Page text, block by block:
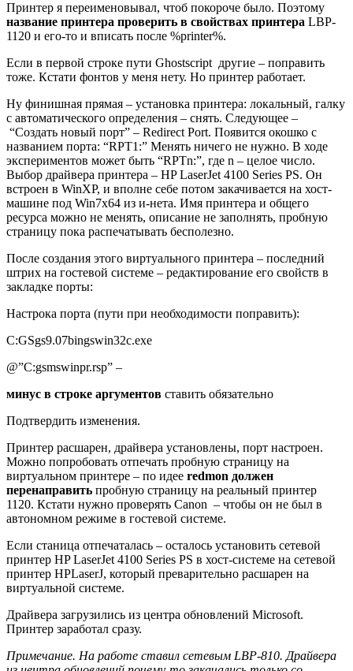
Принтер я переименовывал, чтоб покороче было. Поэтому
название принтера проверить в свойствах принтера LBP-
1120 и его-то и вписать после %printer%.
Если в первой строке пути Ghostscript другие – поправить
тоже. Кстати фонтов у меня нету. Но принтер работает.
Ну финишная прямая – установка принтера: локальный, галку
с автоматического определения – снять. Следующее –
“Создать новый порт” – Redirect Port. Появится окошко с
названием порта: “RPT1:” Менять ничего не нужно. В ходе
экспериментов может быть “RPTn:”, где n – целое число.
Выбор драйвера принтера – HP LaserJet 4100 Series PS. Он
встроен в WinXP, и вполне себе потом закачивается на хост-
машине под Win7x64 из и-нета. Имя принтера и общего
ресурса можно не менять, описание не заполнять, пробную
страницу пока распечатывать бесполезно.
После создания этого виртуального принтера – последний
штрих на гостевой системе – редактирование его свойств в
закладке порты:
Настрока порта (пути при необходимости поправить):
C:GSgs9.07bingswin32c.exe
@”C:gsmswinpr.rsp” –
минус в строке аргументов ставить обязательно
Подтвердить изменения.
Принтер расшарен, драйвера установлены, порт настроен.
Можно попробовать отпечать пробную страницу на
виртуальном принтере – по идее redmon должен
перенаправить пробную страницу на реальный принтер
1120. Кстати нужно проверять Canon – чтобы он не был в
автономном режиме в гостевой системе.
Если станица отпечаталась – осталось установить сетевой
принтер HP LaserJet 4100 Series PS в хост-системе на сетевой
принтер HPLaserJ, который преварительно расшарен на
виртуальной системе.
Драйвера загрузились из центра обновлений Microsoft.
Принтер заработал сразу.
Примечание. На работе ставил сетевым LBP-810. Драйвера